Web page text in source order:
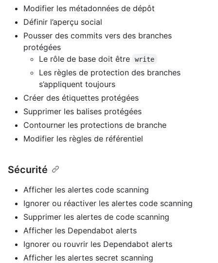
Modifier les métadonnées de dépôt
Définir l’aperçu social
Pousser des commits vers des branches
protégées
Le rôle de base doit être
write
Les règles de protection des branches
s’appliquent toujours
Créer des étiquettes protégées
Supprimer les balises protégées
Contourner les protections de branche
Modifier les règles de référentiel
Sécurité
Afficher les alertes code scanning
Ignorer ou réactiver les alertes code scanning
Supprimer les alertes de code scanning
Afficher les Dependabot alerts
Ignorer ou rouvrir les Dependabot alerts
Afficher les alertes secret scanning